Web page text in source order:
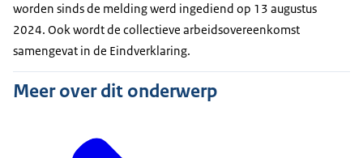
worden sinds de melding werd ingediend op 13 augustus
2024. Ook wordt de collectieve arbeidsovereenkomst
samengevat in de Eindverklaring.
Meer over dit onderwerp